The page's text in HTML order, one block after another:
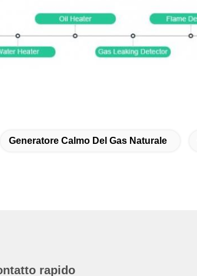
Generatore Calmo Del Gas Naturale
rapido